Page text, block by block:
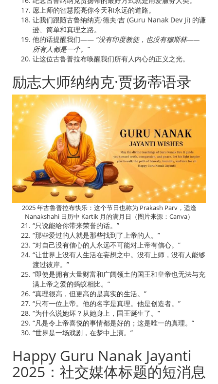
愿上师的智慧照亮你今天和永远的道路。
让我们跟随古鲁纳纳克·德夫·吉 (Guru Nanak Dev Ji) 的谦
逊、简单和真理之路。
他的话提醒我们—— “没有印度教徒，也没有穆斯林——
所有人都是一个。”
让这位古鲁普拉布唤醒我们所有人内心的正义之光。
励志大师纳纳克·贾扬蒂语录
2025 年古鲁普拉布快乐：这个节日也称为 Prakash Parv，适逢
Nanakshahi 日历中 Kartik 月的满月日（图片来源：Canva）
“只说能给你带来荣誉的话。”
“那些爱过的人就是那些找到了上帝的人。”
“对自己没有信心的人永远不可能对上帝有信心。”
“让世界上没有人生活在妄想之中。没有上师，没有人能够
渡过彼岸。”
“即使是拥有大量财富和广阔领土的国王和皇帝也无法与充
满上帝之爱的蚂蚁相比。”
“真理很高，但更高的是真实的生活。”
“只有一位上帝。他的名字是真理。他是创造者。”
“为什么说她坏？从她身上，国王诞生了。”
“凡是令上帝喜悦的事情都是好的；这是唯一的真理。”
“世界是一场戏剧，在梦中上演。”
Happy Guru Nanak Jayanti
2025：社交媒体标题的短消息